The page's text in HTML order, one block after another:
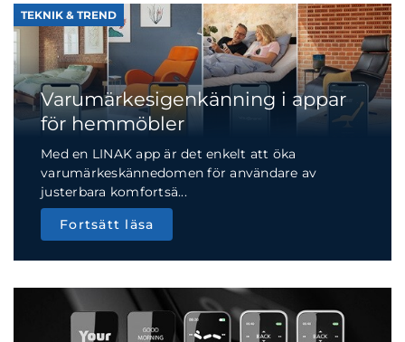
TEKNIK & TREND
Varumärkesigenkänning i appar
för hemmöbler
Med en LINAK app är det enkelt att öka
varumärkeskännedomen för användare av
justerbara komfortsä...
Fortsätt läsa